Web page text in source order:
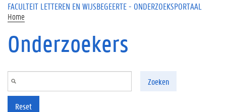
FACULTEIT LETTEREN EN WIJSBEGEERTE - ONDERZOEKSPORTAAL
Home
Onderzoekers
Zoeken
Reset